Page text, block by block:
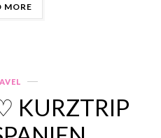
MORE
♡
KURZTRIP